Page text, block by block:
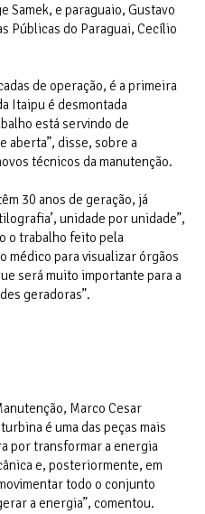
e paraguaio, Gustavo
Públicas do Paraguai, Cecílio
de operação, é a primeira
Itaipu é desmontada
está servindo de
aberta”, disse, sobre a
técnicos da manutenção.
30 anos de geração, já
unidade por unidade”,
o trabalho feito pela
médico para visualizar órgãos
será muito importante para a
geradoras”.
Marco Cesar
é uma das peças mais
por transformar a energia
e, posteriormente, em
todo o conjunto
a energia”, comentou.